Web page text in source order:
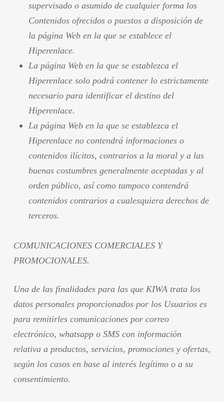
supervisado o asumido de cualquier forma los
Contenidos ofrecidos o puestos a disposición de
la página Web en la que se establece el
Hiperenlace.
La página Web en la que se establezca el
Hiperenlace solo podrá contener lo estrictamente
necesario para identificar el destino del
Hiperenlace.
La página Web en la que se establezca el
Hiperenlace no contendrá informaciones o
contenidos ilícitos, contrarios a la moral y a las
buenas costumbres generalmente aceptadas y al
orden público, así como tampoco contendrá
contenidos contrarios a cualesquiera derechos de
terceros.
COMUNICACIONES COMERCIALES Y
PROMOCIONALES.
Una de las finalidades para las que KIWA trata los
datos personales proporcionados por los Usuarios es
para remitirles comunicaciones por correo
electrónico, whatsapp o SMS con información
relativa a productos, servicios, promociones y ofertas,
según los casos en base al interés legítimo o a su
consentimiento.